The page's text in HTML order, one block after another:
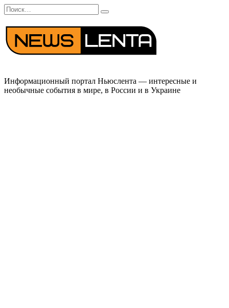
Перейти
к
содержанию
Search
for:
Информационный портал Ньюслента — интересные и
необычные события в мире, в России и в Украине